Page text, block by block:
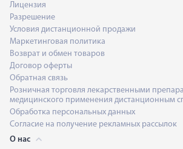
Лицензия
Разрешение
Условия дистанционной продажи
Маркетинговая политика
Возврат и обмен товаров
Договор оферты
Обратная связь
Розничная торговля лекарственными
медицинского применения дистанционным
Обработка персональных данных
Согласие на получение рекламных рассылок
О нас